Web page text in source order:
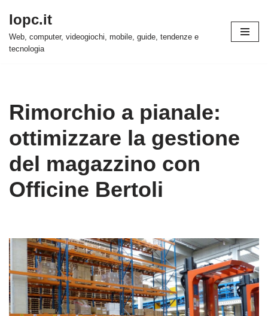
Vai
al
Iopc.it
Web, computer, videogiochi, mobile, guide, tendenze e
tecnologia
Rimorchio a pianale:
ottimizzare la gestione
del magazzino con
Officine Bertoli